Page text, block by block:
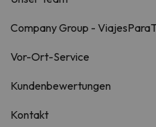
Company Group -
Vor-Ort-Service
Kundenbewertungen
Kontakt